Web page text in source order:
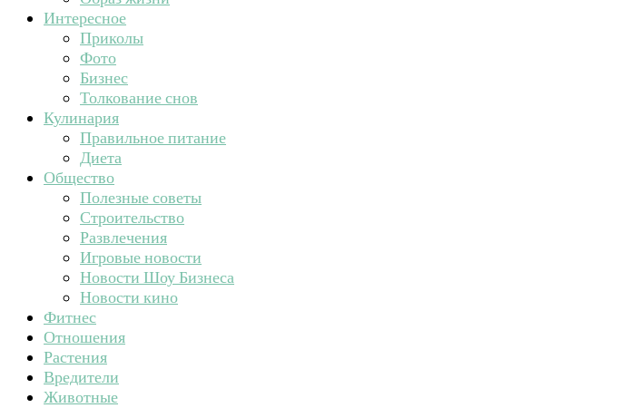
Интересное
Приколы
Фото
Бизнес
Толкование снов
Кулинария
Правильное питание
Диета
Общество
Полезные советы
Строительство
Развлечения
Игровые новости
Новости Шоу Бизнеса
Новости кино
Фитнес
Отношения
Растения
Вредители
Животные